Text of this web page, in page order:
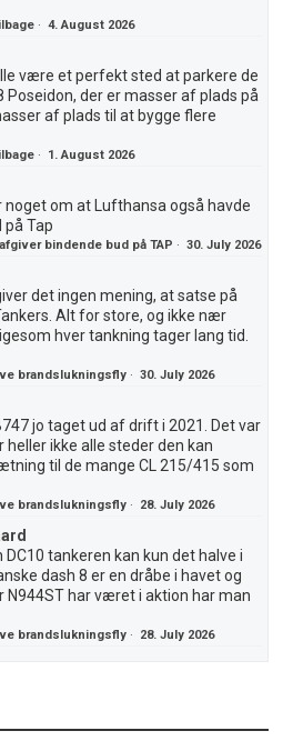
·4. August 2026
være et perfekt sted at parkere de
Poseidon, der er masser af plads på
af plads til at bygge flere
· 1. August 2026
noget om at Lufthansa også havde
Tap
bindende bud på TAP ·30. July 2026
det ingen mening, at satse på
Alt for store, og ikke nær
hver tankning tager lang tid.
brandslukningsfly ·30. July 2026
jo taget ud af drift i 2021. Det var
heller ikke alle steder den kan
til de mange CL 215/415 som
brandslukningsfly · 28. July 2026
DC10 tankeren kan kun det halve i
dash 8 er en dråbe i havet og
N944ST har været i aktion har man
brandslukningsfly · 28. July 2026